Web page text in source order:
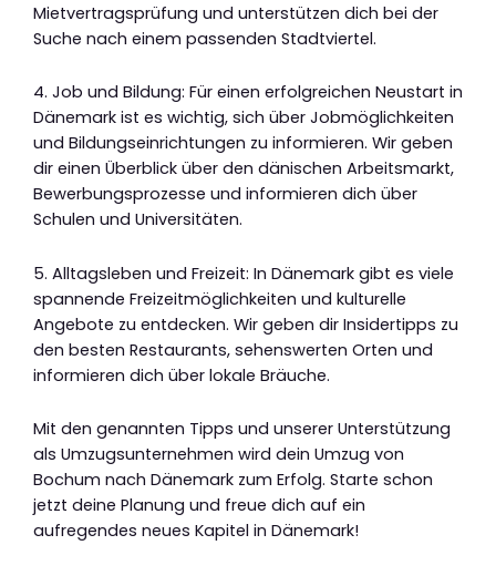
Mietvertragsprüfung und unterstützen dich bei der
Suche nach einem passenden Stadtviertel.
4. Job und Bildung: Für einen erfolgreichen Neustart in
Dänemark ist es wichtig, sich über Jobmöglichkeiten
und Bildungseinrichtungen zu informieren. Wir geben
dir einen Überblick über den dänischen Arbeitsmarkt,
Bewerbungsprozesse und informieren dich über
Schulen und Universitäten.
5. Alltagsleben und Freizeit: In Dänemark gibt es viele
spannende Freizeitmöglichkeiten und kulturelle
Angebote zu entdecken. Wir geben dir Insidertipps zu
den besten Restaurants, sehenswerten Orten und
informieren dich über lokale Bräuche.
Mit den genannten Tipps und unserer Unterstützung
als Umzugsunternehmen wird dein Umzug von
Bochum nach Dänemark zum Erfolg. Starte schon
jetzt deine Planung und freue dich auf ein
aufregendes neues Kapitel in Dänemark!